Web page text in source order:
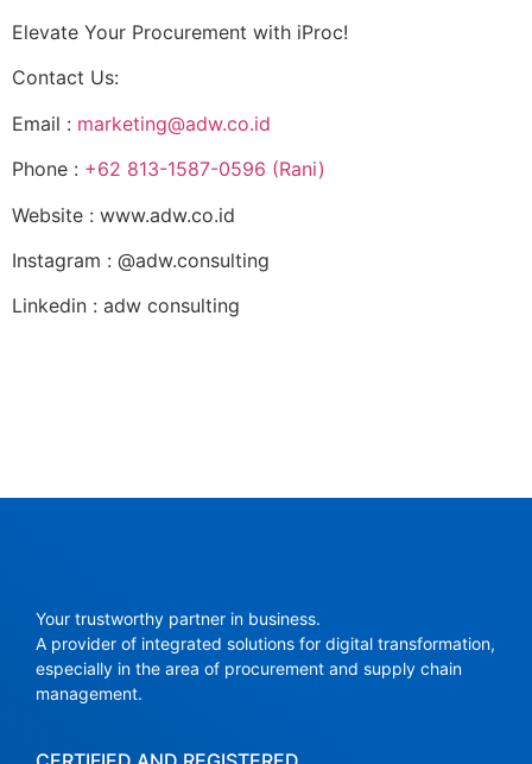
Elevate Your Procurement with iProc!
Contact Us:
Email : marketing@adw.co.id
Phone : +62 813-1587-0596 (Rani)
Website : www.adw.co.id
Instagram : @adw.consulting
Linkedin : adw consulting
Your trustworthy partner in business.
A provider of integrated solutions for digital transformation,
especially in the area of ​​procurement and supply chain
management.